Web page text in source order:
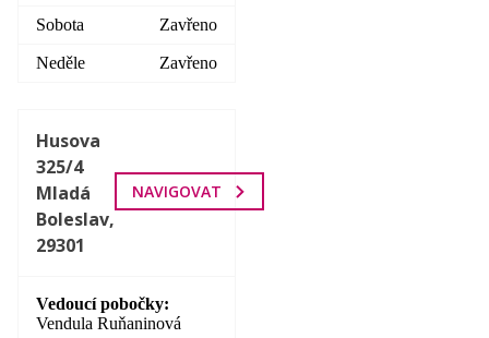
Sobota Zavřeno
Neděle Zavřeno
Husova
325/4
Mladá
Boleslav,
29301
NAVIGOVAT
Vedoucí pobočky
Vendula Ruňaninová